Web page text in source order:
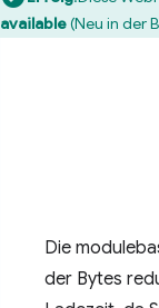
available(Neu in der
Die
der Bytes